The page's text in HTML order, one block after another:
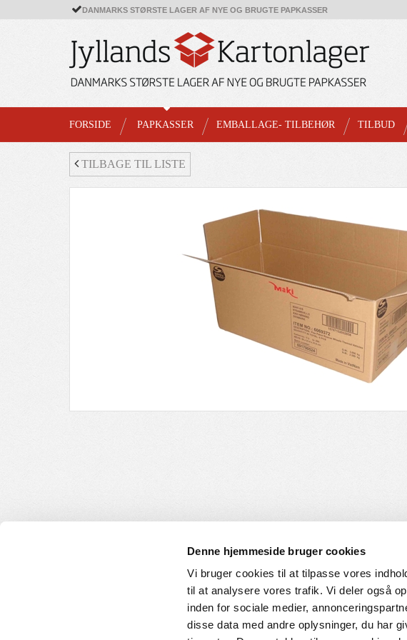
Denne hjemmeside bruger cookies
Vi bruger cookies til at tilpasse vores
til at analysere vores trafik. Vi deler også
inden for sociale medier,
disse data med andre oplysninger, du har
DANMARKS STØRSTE LAGER AF NYE OG BRUGTE PAPKASSER
FORSIDE PAPKASSER EMBALLAGE- TILBEHØR TILBUD
TILBAGE TIL LISTE
KUNDESERVICE
Handelsbetingelser